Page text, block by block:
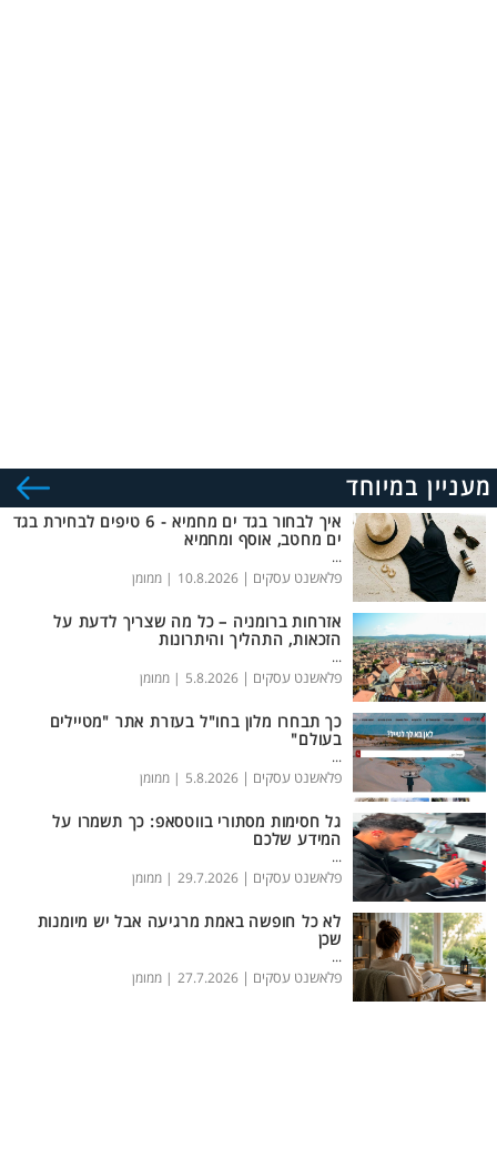
מעניין במיוחד
איך לבחור בגד ים מחמיא - 6 טיפים לבחירת בגד
ים מחטב, אוסף ומחמיא
...
פלאשנט עסקים | 10.8.2026 | ממומן
אזרחות ברומניה – כל מה שצריך לדעת על
הזכאות, התהליך והיתרונות
...
פלאשנט עסקים | 5.8.2026 | ממומן
כך תבחרו מלון בחו"ל בעזרת אתר "מטיילים
בעולם"
...
פלאשנט עסקים | 5.8.2026 | ממומן
גל חסימות מסתורי בווטסאפ: כך תשמרו על
המידע שלכם
...
פלאשנט עסקים | 29.7.2026 | ממומן
לא כל חופשה באמת מרגיעה אבל יש מיומנות
שכן
...
פלאשנט עסקים | 27.7.2026 | ממומן